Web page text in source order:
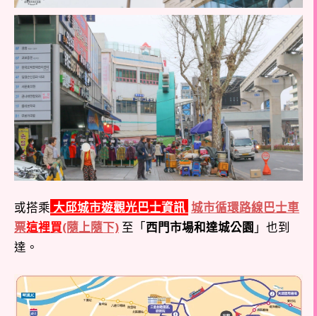
或搭乘 大邱城市遊觀光巴士資訊 城市循環路線巴士車
票這裡買(隨上隨下) 至「西門市場和達城公園 」也到
達。